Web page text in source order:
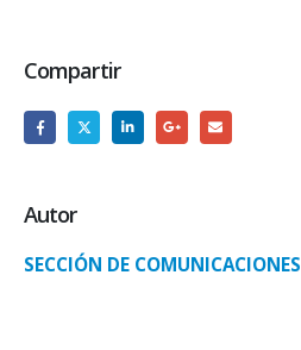
Compartir
Autor
SECCIÓN DE COMUNICACIONES